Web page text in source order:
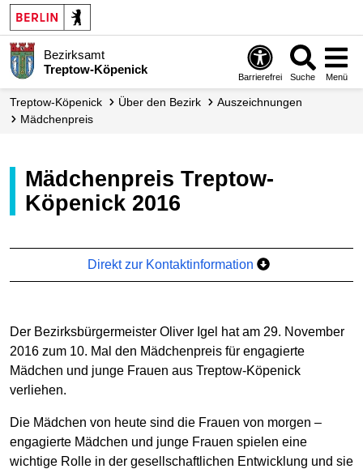
Bezirksamt
Treptow-Köpenick
Barrierefrei Suche Menü
Treptow-Köpenick Über den Bezirk
Auszeichnungen
Mädchenpreis
Mädchenpreis Treptow-
Köpenick 2016
Direkt zur Kontaktinformation
Der Bezirksbürgermeister Oliver Igel hat am 29. November
2016 zum 10. Mal den Mädchenpreis für engagierte
Mädchen und junge Frauen aus Treptow-Köpenick
verliehen.
Die Mädchen von heute sind die Frauen von morgen –
engagierte Mädchen und junge Frauen spielen eine
wichtige Rolle in der gesellschaftlichen Entwicklung und sie